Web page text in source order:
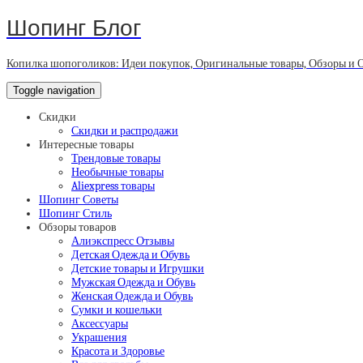
Шопинг Блог
Копилка шопоголиков: Идеи покупок, Оригинальные товары, Обзоры и
Toggle navigation
Скидки
Скидки и распродажи
Интересные товары
Трендовые товары
Необычные товары
Aliexpress товары
Шопинг Советы
Шопинг Стиль
Обзоры товаров
Алиэкспресс Отзывы
Детская Одежда и Обувь
Детские товары и Игрушки
Мужская Одежда и Обувь
Женская Одежда и Обувь
Сумки и кошельки
Аксессуары
Украшения
Красота и Здоровье